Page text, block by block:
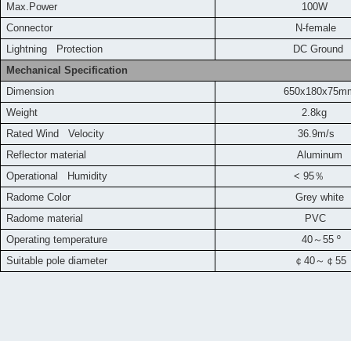
Max.Power
100W
Connector
N-female
Lightning Protection
DC Ground
Mechanical Specification
Dimension
Weight
2.8kg
Rated Wind Velocity
36.9m/s
Reflector material
Aluminum
Operational Humidity
< 95％
Radome Color
Grey white
Radome material
PVC
Operating temperature
40～ 55 º
Suitable pole diameter
￠ 40～￠ 55